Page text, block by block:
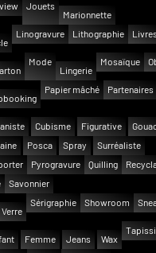
Jouets
Marionnette
Linogravure Lithographie
Mode
Lingerie
Mosaïque
Papier mâché Partenaires
Cubisme Figurative
Posca Spray
Surréaliste
Pyrogravure Quilling
Savonnier
Verre
Sérigraphie Showroom
Femme Jeans Wax